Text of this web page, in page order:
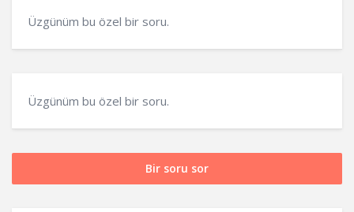
Üzgünüm bu özel bir soru.
Üzgünüm bu özel bir soru.
Bir soru sor